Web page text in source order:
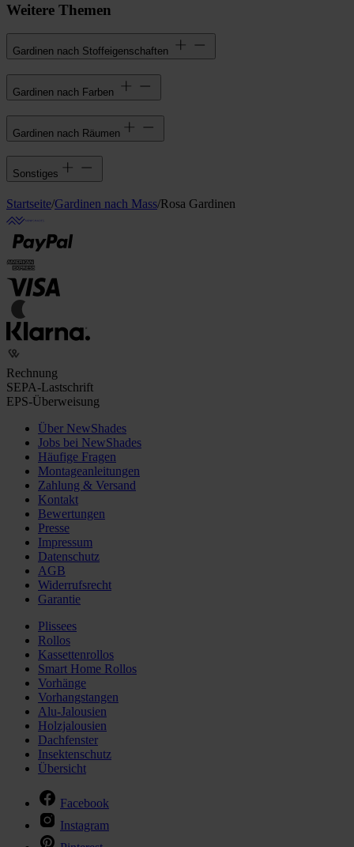
Weitere Themen
Gardinen nach Stoffeigenschaften
Gardinen nach Farben
Gardinen nach Räumen
Sonstiges
Startseite/Gardinen nach Mass/Rosa Gardinen
Rechnung
SEPA-Lastschrift
EPS-Überweisung
Über NewShades
Jobs bei NewShades
Häufige Fragen
Montageanleitungen
Zahlung & Versand
Kontakt
Bewertungen
Presse
Impressum
Datenschutz
AGB
Widerrufsrecht
Garantie
Plissees
Rollos
Kassettenrollos
Smart Home Rollos
Vorhänge
Vorhangstangen
Alu-Jalousien
Holzjalousien
Dachfenster
Insektenschutz
Übersicht
Facebook
Instagram